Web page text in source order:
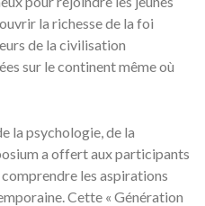
la richesse de la foi
de la civilisation
sur le continent même où
la psychologie, de la
a offert aux participants
les aspirations
Cette « Génération